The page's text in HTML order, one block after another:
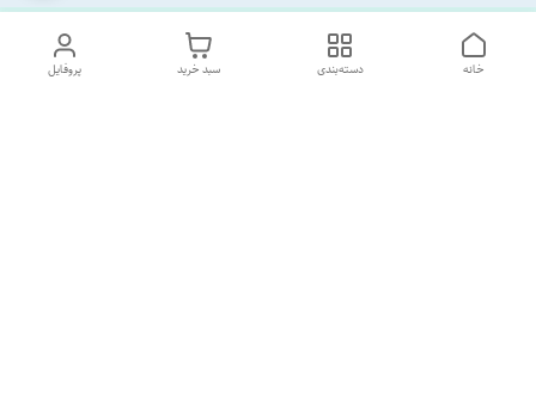
پروفایل سبد خرید دسته‌بندی خانه